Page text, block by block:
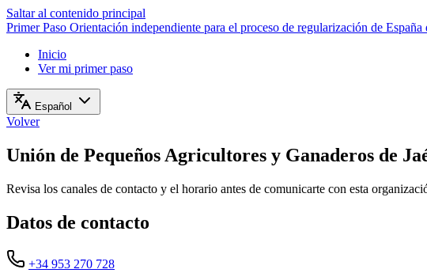
Saltar al contenido principal
Primer Paso Orientación independiente para el proceso de regularización de España
Inicio
Ver mi primer paso
Español
Volver
Unión de Pequeños Agricultores y Ganaderos de
Revisa los canales de contacto y el horario antes de comunicarte con esta
Datos de contacto
+34 953 270 728